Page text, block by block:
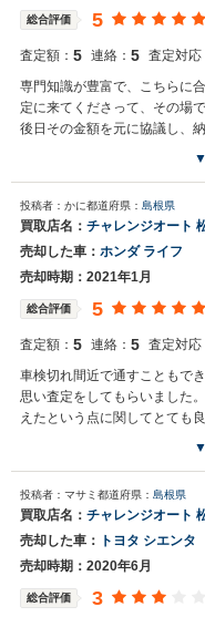
総合評価 5
査定額： 5 連絡： 5 査定対応
専門知識が豊富で、こちらに
定に来てくださって、その場
後日その金額を元に協議し、
を売ることがあればまた依頼
投稿者：かに都道府県： 島根県
買取店名： チャレンジオート
売却した車： ホンダ ライフ
売却時期：2021年1月
総合評価 5
査定額： 5 連絡： 5 査定対応
車検切れ間近で通すこともで
思い査定をしてもらいました
えたという点に関してとても
投稿者：マサミ 都道府県： 島根県
買取店名： チャレンジオート
売却した車：
トヨタ シエンタ
売却時期：2020年6月
総合評価 3